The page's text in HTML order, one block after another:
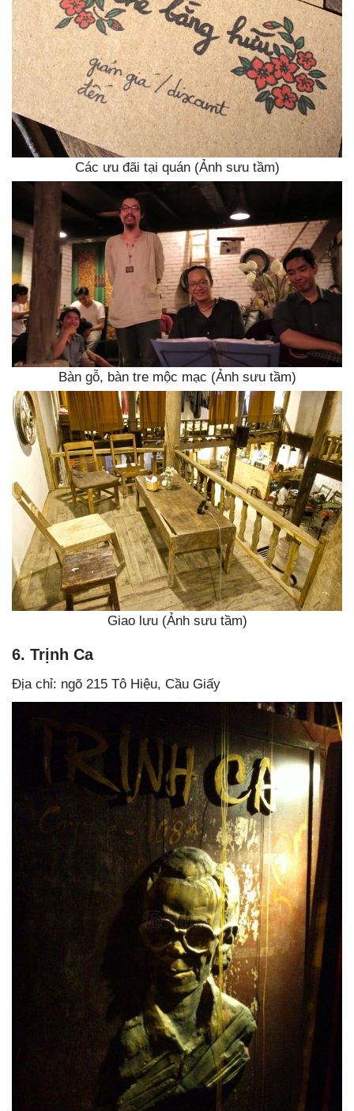
Các ưu đãi tại quán (Ảnh sưu tầm)
Bàn gỗ, bàn tre mộc mạc (Ảnh sưu tầm)
Giao lưu (Ảnh sưu tầm)
6. Trịnh Ca
Địa chỉ: ngõ 215 Tô Hiệu, Cầu Giấy